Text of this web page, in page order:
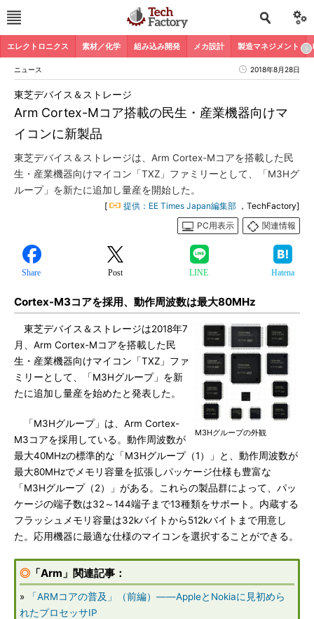
エレクトロニクス 素材／化学 組み込み開発 メカ設計 製造マネジメント
ニュース 2018年8月28日
Arm Cortex-Mコア搭載の民生・産業機器向けマ
イコンに新製品
東芝デバイス＆ストレージ
東芝デバイス＆ストレージは、Arm Cortex-Mコアを搭載した民
生・産業機器向けマイコン「TXZ」ファミリーとして、「M3Hグ
ループ」を新たに追加し量産を開始した。
[ 提供：EE Times Japan編集部 ，TechFactory]
PC用表示
関連情報
Share Post LINE Hatena
Cortex-M3コアを採用、動作周波数は最大80MHz
M3Hグループの外観
東芝デバイス＆ストレージは2018年7
月、Arm Cortex-Mコアを搭載した民
生・産業機器向けマイコン「TXZ」ファ
ミリーとして、「M3Hグループ」を新
たに追加し量産を始めたと発表した。
「M3Hグループ」は、Arm Cortex-
M3コアを採用している。動作周波数が
最大40MHzの標準的な「M3Hグループ（1）」と、動作周波数が
最大80MHzでメモリ容量を拡張しパッケージ仕様も豊富な
「M3Hグループ（2）」がある。これらの製品群によって、パッ
ケージの端子数は32～144端子まで13種類をサポート。内蔵する
フラッシュメモリ容量は32kバイトから512kバイトまで用意し
た。応用機器に最適な仕様のマイコンを選択することができる。
◎ 「Arm」関連記事：
»
「ARMコアの普及」（前編）――AppleとNokiaに見初めら
れたプロセッサIP